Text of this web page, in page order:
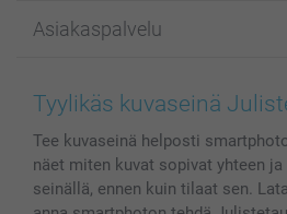
Kuvakirjat
Valokuvat, Julisteet & Taskukirjat
Kännykkä & Tabletti
MyNameBook
Kuvakalenterit & Päivyrit
Valokuvakehykset & Lisätarvikkeet
Affiliate ohjelma
Evästekäytäntö
Sivukartta
Ehdot/takuut
Investor Relations
Asiakaspalvelu
100% tyytyväisyystakuu
smartbonus
Hinnat & maksutavat
Tilausten tila
Tyylikäs kuvaseinä
Tee kuvaseinä helposti
näet miten kuvat sopivat yhteen
seinällä, ennen kuin tilaat sen.